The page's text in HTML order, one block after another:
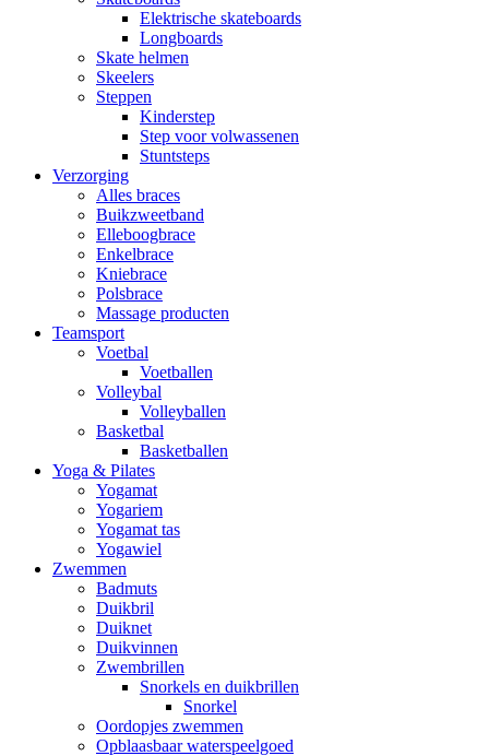
Elektrische skateboards
Longboards
Skate helmen
Skeelers
Steppen
Kinderstep
Step voor volwassenen
Stuntsteps
Verzorging
Alles braces
Buikzweetband
Elleboogbrace
Enkelbrace
Kniebrace
Polsbrace
Massage producten
Teamsport
Voetbal
Voetballen
Volleybal
Volleyballen
Basketbal
Basketballen
Yoga & Pilates
Yogamat
Yogariem
Yogamat tas
Yogawiel
Zwemmen
Badmuts
Duikbril
Duiknet
Duikvinnen
Zwembrillen
Snorkels en duikbrillen
Snorkel
Oordopjes zwemmen
Opblaasbaar waterspeelgoed